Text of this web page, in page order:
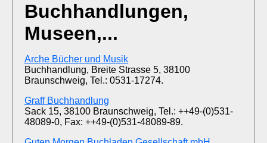
Buchhandlungen,
Museen,...
Arche Bücher und Musik
Buchhandlung, Breite Strasse 5, 38100
Braunschweig, Tel.: 0531-17274.
Graff Buchhandlung
Sack 15, 38100 Braunschweig, Tel.: ++49-(0)531-
48089-0, Fax: ++49-(0)531-48089-89.